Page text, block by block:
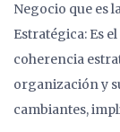
Negocio que es
Estratégica: Es
coherencia
organización y
cambiantes,